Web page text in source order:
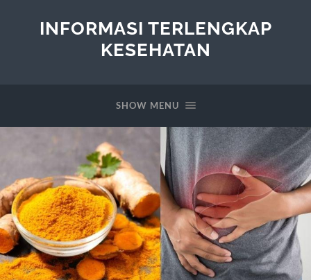
INFORMASI TERLENGKAP
KESEHATAN
SHOW MENU